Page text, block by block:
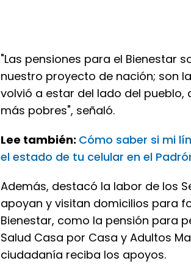
"Las pensiones para el Bienestar
nuestro proyecto de nación; son
volvió a estar del lado del pueblo,
más pobres", señaló.
Lee también: Cómo saber si mi
el estado de tu celular en el
Además, destacó la labor de los
apoyan y visitan domicilios para
Bienestar, como la pensión para
Salud Casa por Casa y Adultos
ciudadanía reciba los apoyos.